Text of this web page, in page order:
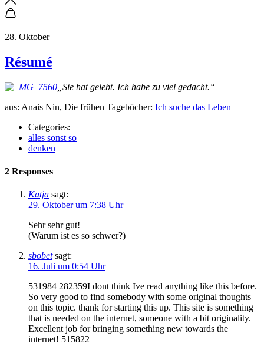
28. Oktober
Résumé
„Sie hat gelebt. Ich habe zu viel gedacht.“
aus: Anais Nin, Die frühen Tagebücher: Ich suche das Leben
Categories:
alles sonst so
denken
2 Responses
Katja sagt:
29. Oktober um 7:38 Uhr
Sehr sehr gut!
(Warum ist es so schwer?)
sbobet sagt:
16. Juli um 0:54 Uhr
531984 282359I dont think Ive read anything like this before.
So very good to find somebody with some original thoughts
on this topic. thank for starting this up. This site is something
that is needed on the internet, someone with a bit originality.
Excellent job for bringing something new towards the
internet! 515822